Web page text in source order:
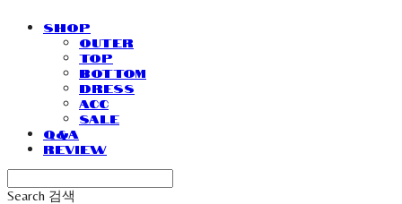
SHOP
Outer
Top
Bottom
Dress
Acc
Sale
Q&A
Review
Search 검색